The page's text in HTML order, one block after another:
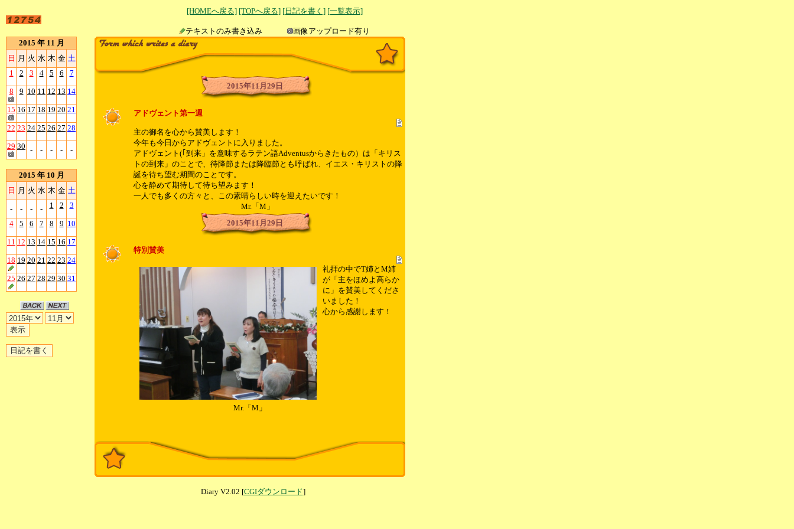
[HOMEへ戻る] [TOPへ戻る] [日記を書く] [一覧表示]
テキストのみ書き込み
画像アップロード有り
2015 年 11 月
日 月 火 水 木 金 土
1
2 3 4 5 6 7
8 9 10 11 12 13 14
15 16 17 18 19 20 21
22 23 24 25 26 27 28
29 30 - - - - -
2015 年 10 月
日 月 火 水 木 金 土
- - - - 1 2 3
4 5 6 7 8 9 10
11 12 13 14 15 16 17
18 19 20 21 22 23 24
25 26 27 28 29 30 31
2015年11月29日
アドヴェント第一週
主の御名を心から賛美します！
今年も今日からアドヴェントに入りました。
アドヴェント(｢到来」を意味するラテン語Adventusからきたもの）は「キリス
トの到来」のことで、待降節または降臨節とも呼ばれ、イエス・キリストの降
誕を待ち望む期間のことです。
心を静めて期待して待ち望みます！
一人でも多くの方々と、この素晴らしい時を迎えたいです！
Mr.「M」
2015年11月29日
特別賛美
礼拝の中でT姉とM姉
が「主をほめよ高らか
に」を賛美してくださ
いました！
心から感謝します！
Mr.「M」
Diary V2.02 [CGIダウンロード]